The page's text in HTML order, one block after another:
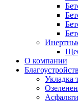
О компании
Укладка